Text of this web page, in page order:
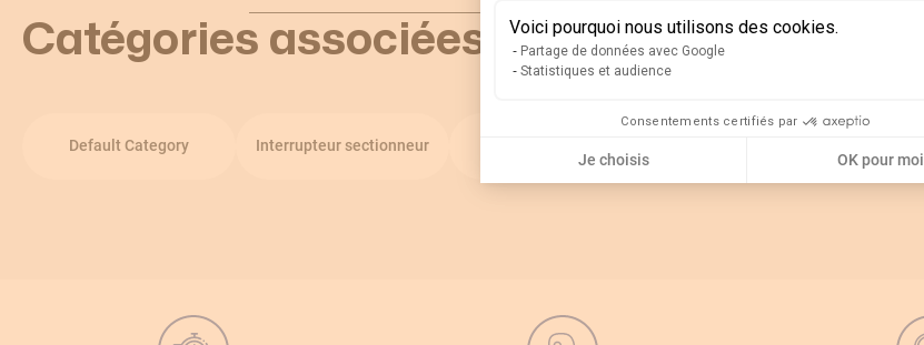
Voici pourquoi nous utilisons des cookies.
Partage de données avec Google
Statistiques et audience
Consentements certifiés par
Je choisis OK pour moi
Catégories associées
Default Category Interrupteur sectionneur